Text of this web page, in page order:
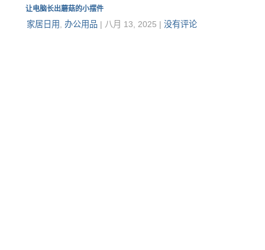
让电脑长出蘑菇的小摆件
家居日用 办公用品| 八月 13, 2025 | 没有评论